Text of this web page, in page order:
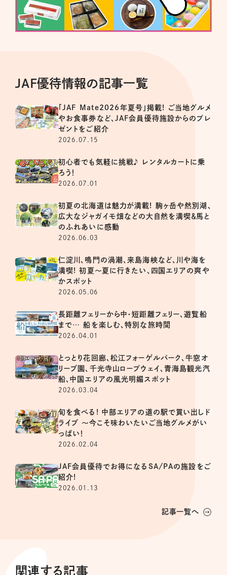
JAF優待情報の記事一覧
「JAF Mate2026年夏号」掲載! ご当地グルメ
やお食事券など、JAF会員優待施設からのプレ
ゼントをご紹介
2026.07.15
初心者でも気軽に挑戦♪ レンタルカートに乗
ろう！
2026.07.01
初夏の北海道は魅力が満載! 駒ヶ岳や然別湖、
広大なジャガイモ畑などの大自然を満喫＆馬と
のふれあいに感動
2026.06.03
仁淀川、鳴門の渦潮、来島海峡など、川や海を
満喫! 初夏～夏に行きたい、四国エリアの爽や
かスポット
2026.05.06
長距離フェリーから中・短距離フェリー、遊覧船
まで… 船を楽しむ、特別な旅時間
2026.04.01
とっとり花回廊、松江フォーゲルパーク、牛窓オ
リーブ園、千光寺山ロープウェイ、青海島観光汽
船、中国エリアの風光明媚スポット
2026.03.04
旬を食べる! 中部エリアの道の駅で買い出しド
ライブ ～今こそ味わいたいご当地グルメがい
っぱい！
2026.02.04
JAF会員優待でお得になるSA/PAの施設をご
紹介!
2026.01.13
記事一覧へ
関連する記事